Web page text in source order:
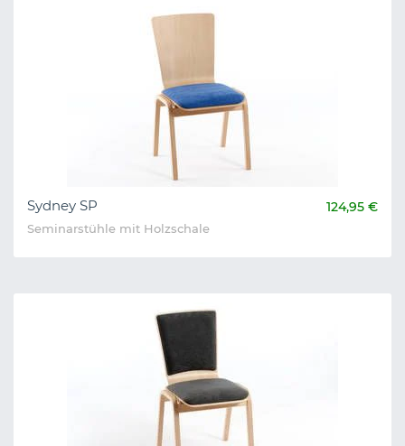
Sydney SP 124,95 €
Seminarstühle mit Holzschale